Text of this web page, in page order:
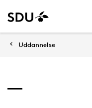
Uddannelse